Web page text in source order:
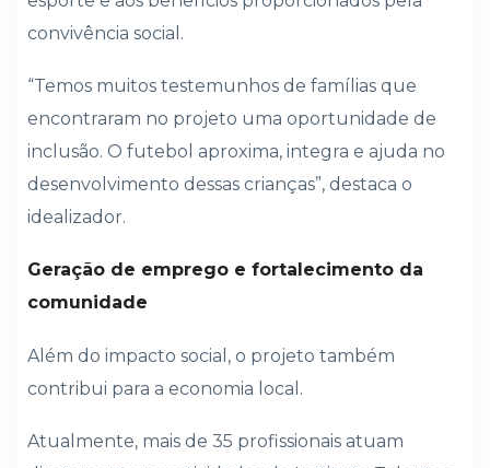
convivência social.
“Temos muitos testemunhos de famílias que
encontraram no projeto uma oportunidade de
inclusão. O futebol aproxima, integra e ajuda no
desenvolvimento dessas crianças”, destaca o
idealizador.
Geração de emprego e fortalecimento da
comunidade
Além do impacto social, o projeto também
contribui para a economia local.
Atualmente, mais de 35 profissionais atuam